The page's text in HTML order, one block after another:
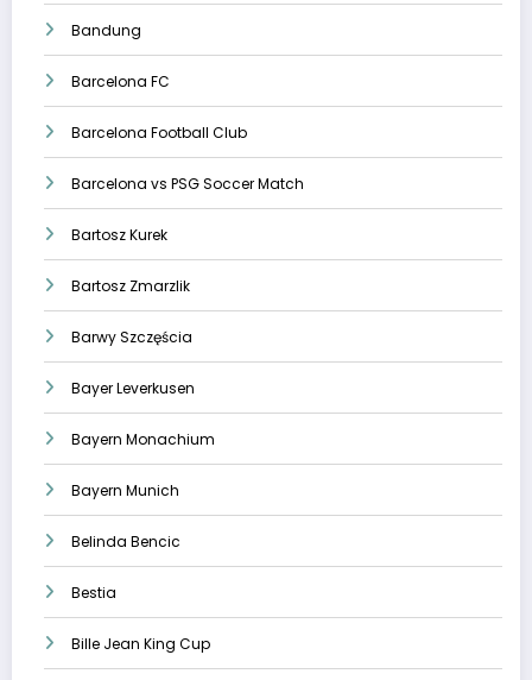
Bandung
Barcelona FC
Barcelona Football Club
Barcelona vs PSG Soccer Match
Bartosz Kurek
Bartosz Zmarzlik
Barwy Szczęścia
Bayer Leverkusen
Bayern Monachium
Bayern Munich
Belinda Bencic
Bestia
Bille Jean King Cup